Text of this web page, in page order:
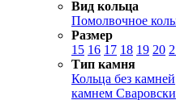
Вид кольца
Помолвочное
Размер
15 16 17 18 19 20
Тип камня
Кольца без камней
камнем Сваровски